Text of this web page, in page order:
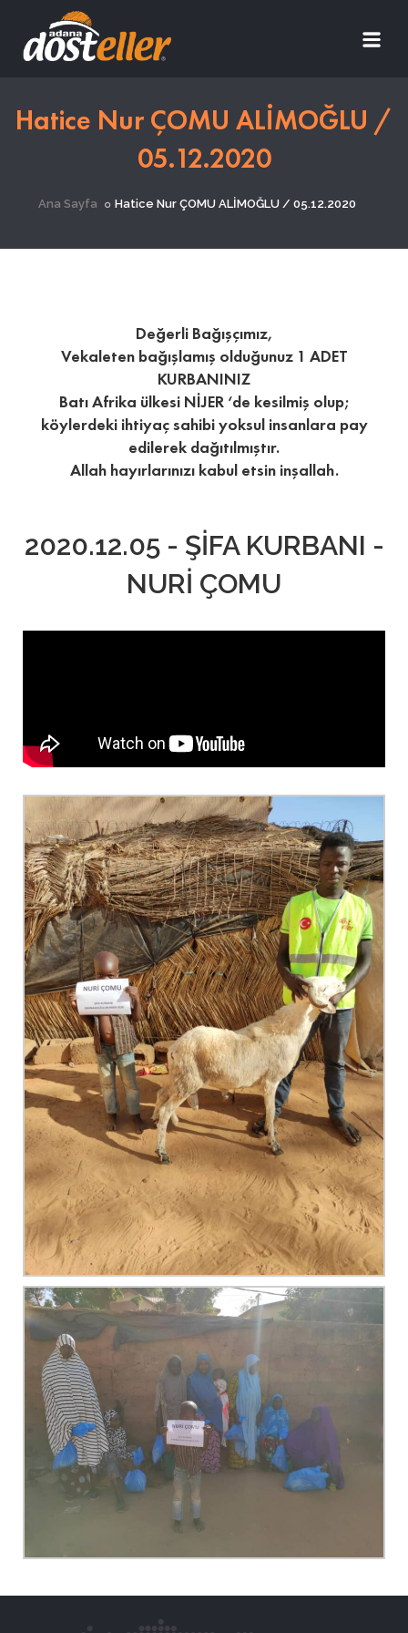
Hatice Nur ÇOMU ALİMOĞLU /
05.12.2020
Ana Sayfa Hatice Nur ÇOMU ALİMOĞLU / 05.12.2020
Değerli Bağışçımız,
Vekaleten bağışlamış olduğunuz 1 ADET
KURBANINIZ
Batı Afrika ülkesi NİJER ‘de kesilmiş olup;
köylerdeki ihtiyaç sahibi yoksul insanlara pay
edilerek dağıtılmıştır.
Allah hayırlarınızı kabul etsin inşallah.
2020.12.05 - ŞİFA KURBANI -
NURİ ÇOMU